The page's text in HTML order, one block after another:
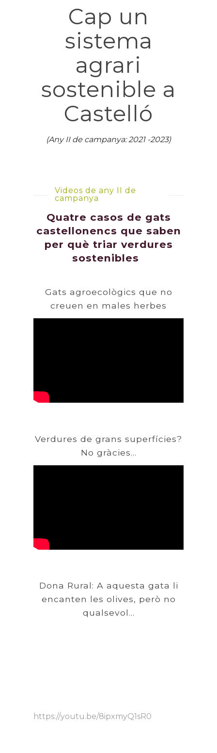
Cap un
sistema
agrari
sostenible a
Castelló
(Any II de campanya: 2021 -2023)
Videos de any II de
campanya
Quatre casos de gats
castellonencs que saben
per què triar verdures
sostenibles
Gats agroecològics que no
creuen en males herbes
Verdures de grans superfícies?
No gràcies...
Dona Rural: A aquesta gata li
encanten les olives, però no
qualsevol...
https://youtu.be/8ipxmyQ1sR0